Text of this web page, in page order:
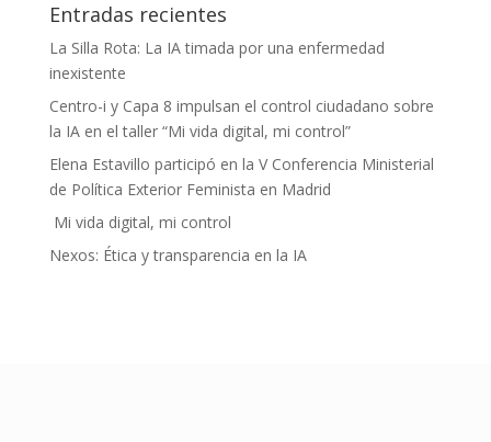
Entradas recientes
La Silla Rota: La IA timada por una enfermedad
inexistente
Centro-i y Capa 8 impulsan el control ciudadano sobre
la IA en el taller “Mi vida digital, mi control”
Elena Estavillo participó en la V Conferencia Ministerial
de Política Exterior Feminista en Madrid
Mi vida digital, mi control
Nexos: Ética y transparencia en la IA